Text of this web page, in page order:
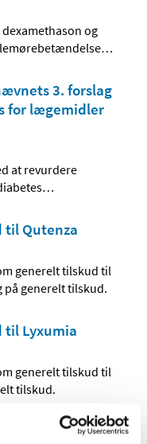
og
…
3. forslag
for lægemidler
at revurdere
…
til Qutenza
generelt tilskud til
på generelt tilskud.
til Lyxumia
generelt tilskud til
tilskud.
til Dymista